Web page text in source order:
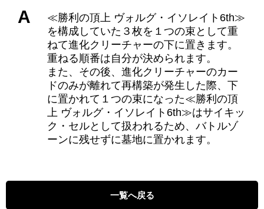
A
≪勝利の頂上 ヴォルグ・イソレイト6th≫
を構成していた３枚を１つの束として重
ねて進化クリーチャーの下に置きます。
重ねる順番は自分が決められます。
また、その後、進化クリーチャーのカー
ドのみが離れて再構築が発生した際、下
に置かれて１つの束になった≪勝利の頂
上 ヴォルグ・イソレイト6th≫はサイキッ
ク・セルとして扱われるため、バトルゾ
ーンに残せずに墓地に置かれます。
一覧へ戻る